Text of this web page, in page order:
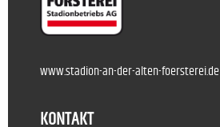
www.stadion-an-der-alten-foersterei.de
KONTAKT